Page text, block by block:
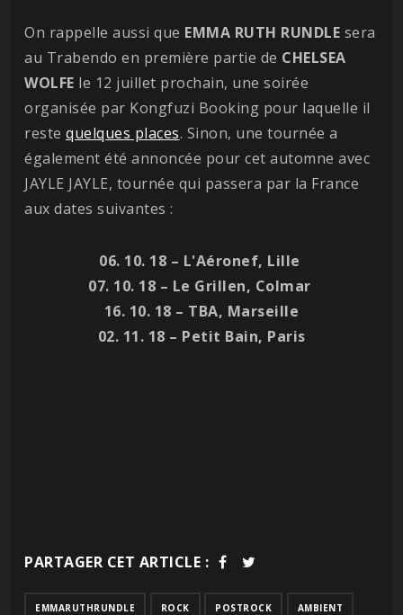
On rappelle aussi que EMMA RUTH RUNDLE sera
au Trabendo en première partie de CHELSEA
WOLFE le 12 juillet prochain, une soirée
organisée par Kongfuzi Booking pour laquelle il
reste quelques places. Sinon, une tournée a
également été annoncée pour cet automne avec
JAYLE JAYLE, tournée qui passera par la France
aux dates suivantes :
06. 10. 18 – L'Aéronef, Lille
07. 10. 18 – Le Grillen, Colmar
16. 10. 18 – TBA, Marseille
02. 11. 18 – Petit Bain, Paris
PARTAGER CET ARTICLE :
EMMARUTHRUNDLE ROCK POSTROCK AMBIENT